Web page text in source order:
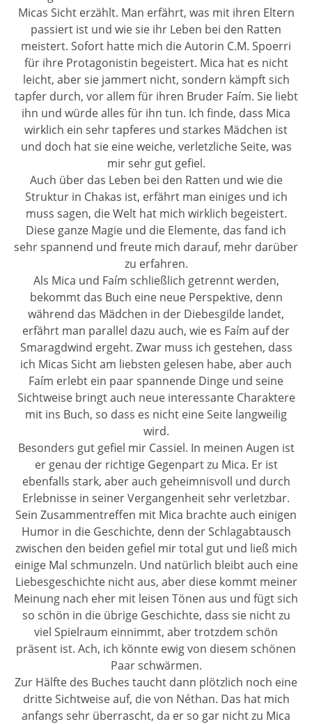
Micas Sicht erzählt. Man erfährt, was mit ihren Eltern
passiert ist und wie sie ihr Leben bei den Ratten
meistert. Sofort hatte mich die Autorin C.M. Spoerri
für ihre Protagonistin begeistert. Mica hat es nicht
leicht, aber sie jammert nicht, sondern kämpft sich
tapfer durch, vor allem für ihren Bruder Faím. Sie liebt
ihn und würde alles für ihn tun. Ich finde, dass Mica
wirklich ein sehr tapferes und starkes Mädchen ist
und doch hat sie eine weiche, verletzliche Seite, was
mir sehr gut gefiel.
Auch über das Leben bei den Ratten und wie die
Struktur in Chakas ist, erfährt man einiges und ich
muss sagen, die Welt hat mich wirklich begeistert.
Diese ganze Magie und die Elemente, das fand ich
sehr spannend und freute mich darauf, mehr darüber
zu erfahren.
Als Mica und Faím schließlich getrennt werden,
bekommt das Buch eine neue Perspektive, denn
während das Mädchen in der Diebesgilde landet,
erfährt man parallel dazu auch, wie es Faím auf der
Smaragdwind ergeht. Zwar muss ich gestehen, dass
ich Micas Sicht am liebsten gelesen habe, aber auch
Faím erlebt ein paar spannende Dinge und seine
Sichtweise bringt auch neue interessante Charaktere
mit ins Buch, so dass es nicht eine Seite langweilig
wird.
Besonders gut gefiel mir Cassiel. In meinen Augen ist
er genau der richtige Gegenpart zu Mica. Er ist
ebenfalls stark, aber auch geheimnisvoll und durch
Erlebnisse in seiner Vergangenheit sehr verletzbar.
Sein Zusammentreffen mit Mica brachte auch einigen
Humor in die Geschichte, denn der Schlagabtausch
zwischen den beiden gefiel mir total gut und ließ mich
einige Mal schmunzeln. Und natürlich bleibt auch eine
Liebesgeschichte nicht aus, aber diese kommt meiner
Meinung nach eher mit leisen Tönen aus und fügt sich
so schön in die übrige Geschichte, dass sie nicht zu
viel Spielraum einnimmt, aber trotzdem schön
präsent ist. Ach, ich könnte ewig von diesem schönen
Paar schwärmen.
Zur Hälfte des Buches taucht dann plötzlich noch eine
dritte Sichtweise auf, die von Néthan. Das hat mich
anfangs sehr überrascht, da er so gar nicht zu Mica